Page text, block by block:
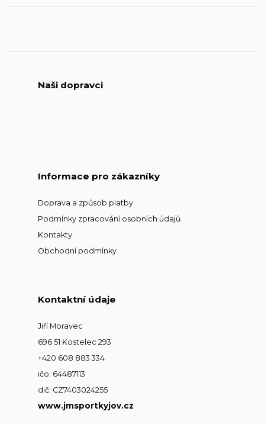
Naši dopravci
Informace pro zákazníky
Doprava a způsob platby
Podmínky zpracování osobních údajů
Kontakty
Obchodní podmínky
Kontaktní údaje
Jiří Moravec
696 51 Kostelec 293
+420 608 883 334
ičo: 64487113
dič: CZ7403024255
www.jmsportkyjov.cz